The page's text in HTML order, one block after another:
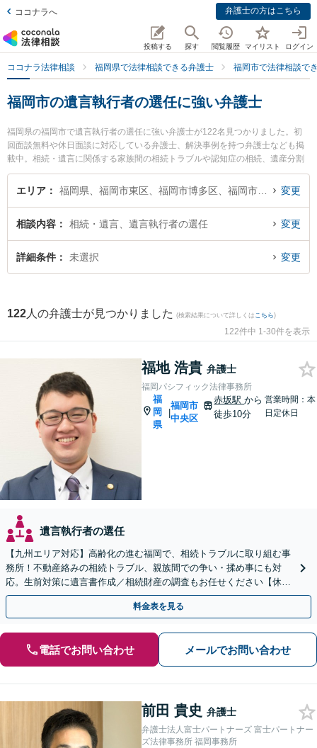
ココナラへ 弁護士の方はこちら
投稿する 探す 閲覧履歴 マイリスト ログイン
ココナラ法律相談 福岡県で法律相談できる弁護士 福岡市で法律相談で
福岡市の遺言執行者の選任に強い弁護士
福岡県の福岡市で遺言執行者の選任に強い弁護士が122名見つかりました。初
回面談無料や休日面談に対応している弁護士、解決事例を持つ弁護士なども掲
載中。相続・遺言に関係する家族間の相続トラブルや認知症の相続、遺産分割
等の細かな分野での絞り込み検索もでき便利です。特に福岡パシフィック法律
事務所の福地 浩貴弁護士や弁護士法人富士パートナーズ 富士パートナーズ法律
ています。『福岡市で土日や夜間に発生した遺言執行者の選任のトラブルを今
すぐに弁護士に相談したい』『遺言執行者の選任のトラブル解決の実績豊富な
近くの弁護士を検索したい』『初回相談無料で遺言執行者の選任を法律相談で
エリア 変更
相談内容 相続・遺言、遺言執行者の選任 変更
詳細条件 未選択 変更
122 人の弁護士が見つかりました (検索結果について詳しくは こちら)
122件中 1-30件を表示
福地 浩貴 弁護士
福岡パシフィック法律事務所
福
岡
県
|
福岡市
中央区
赤坂駅から
徒歩10分
営業時間：本
日定休日
遺言執行者の選任
【九州エリア対応】高齢化の進む福岡で、相続トラブルに取り組む事
務所！不動産絡みの相続トラブル、親族間での争い・揉め事にも対
応。生前対策に遺言書作成／相続財産の調査もお任せください【休
日・夜間面談可】【完全個室】【六本松駅2分】
料金表を見る
電話でお問い合わせ メールでお問い合わせ
前田 貴史 弁護士
弁護士法人富士パートナーズ 富士パートナー
ズ法律事務所 福岡事務所